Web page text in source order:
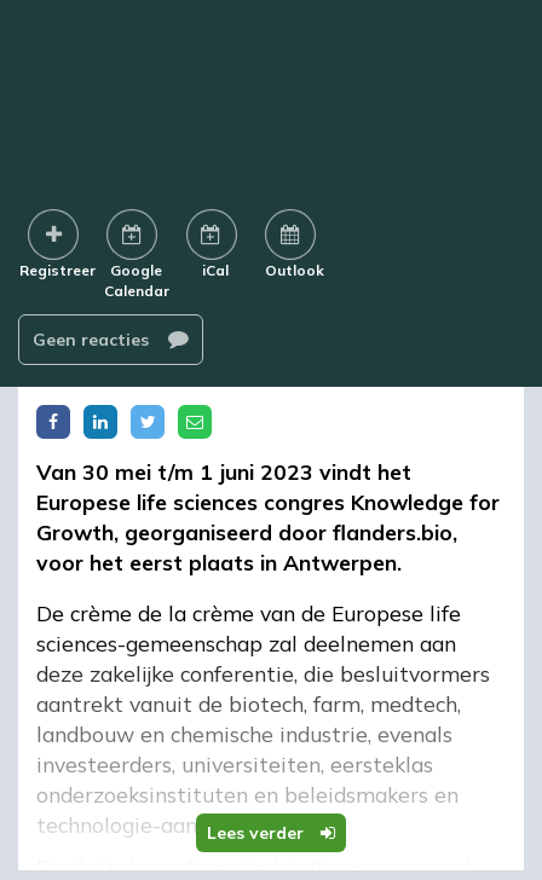
Registreer
Google
Calendar
iCal Outlook
Geen reacties
Lees verder
Van 30 mei t/m 1 juni 2023 vindt het
Europese life sciences congres Knowledge for
Growth, georganiseerd door flanders.bio,
voor het eerst plaats in Antwerpen.
De crème de la crème van de Europese life
sciences-gemeenschap zal deelnemen aan
deze zakelijke conferentie, die besluitvormers
aantrekt vanuit de biotech, farm, medtech,
landbouw en chemische industrie, evenals
investeerders, universiteiten, eersteklas
onderzoeksinstituten en beleidsmakers en
technologie-aanbieders.
De digitale conferentie biedt een spannend